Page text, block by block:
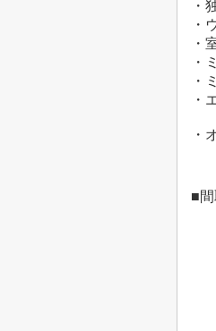
・
・
・
・
・
・
・
■